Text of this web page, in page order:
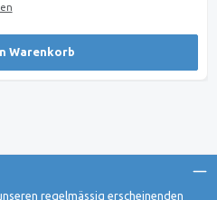
Warenkorb
regelmässig erscheinenden